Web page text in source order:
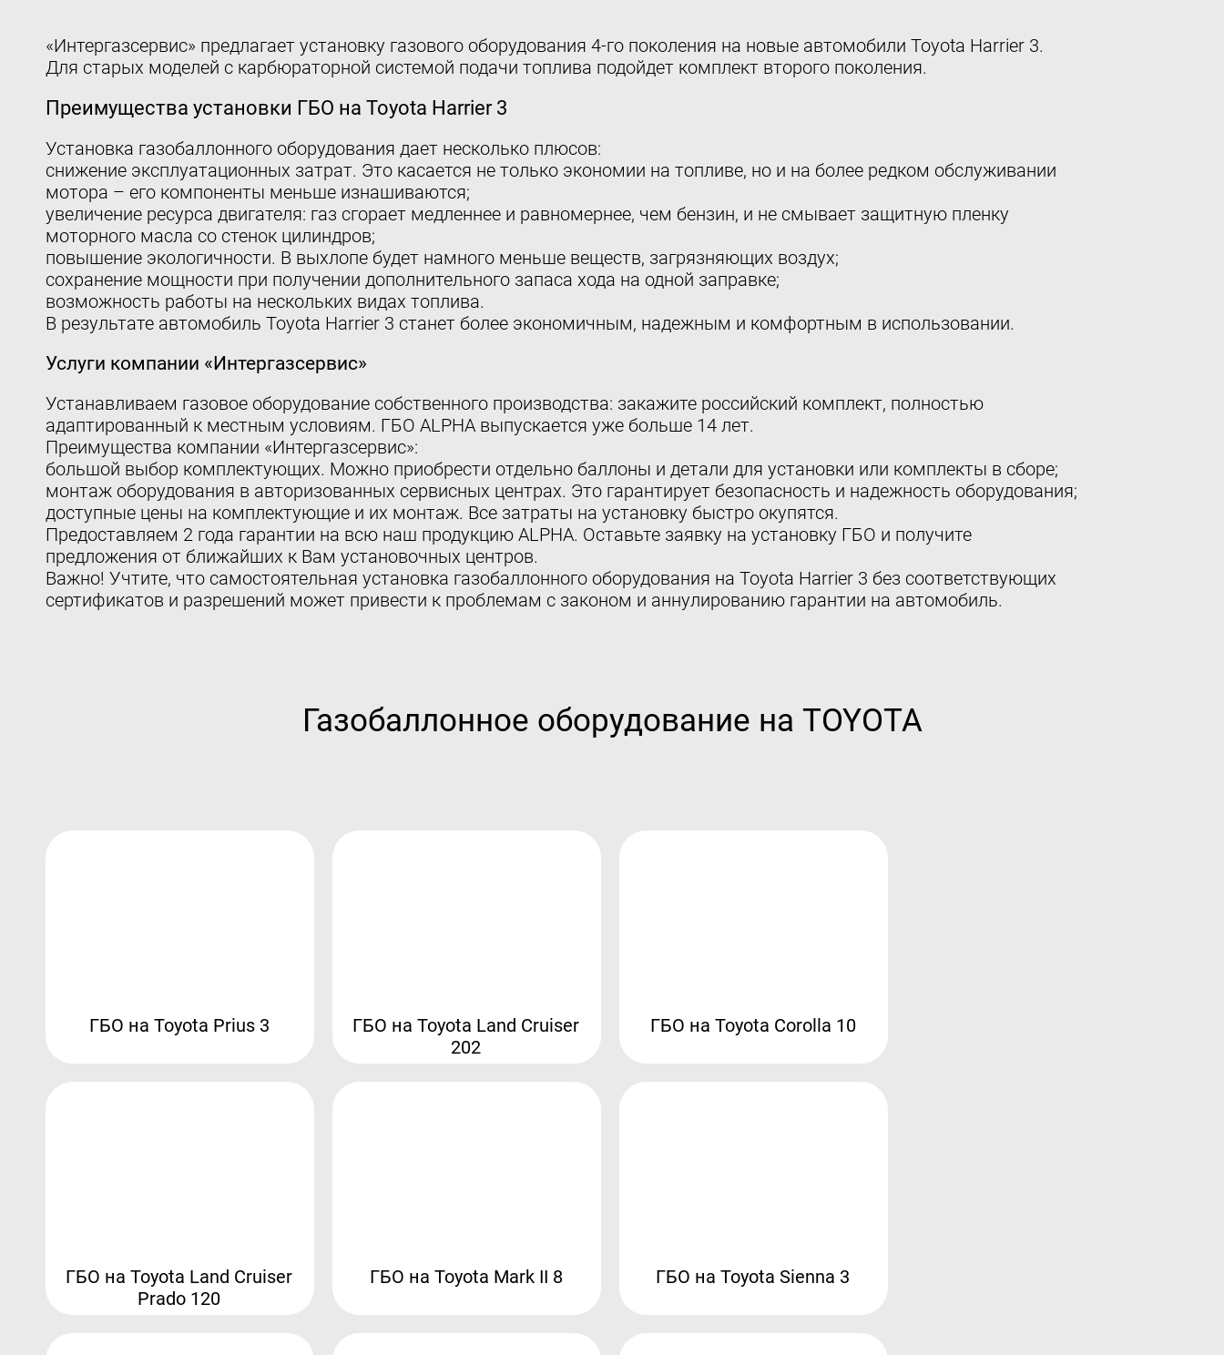
«Интергазсервис» предлагает установку газового оборудования 4-го поколения на новые автомобили Toyota Harrier 3.
Для старых моделей с карбюраторной системой подачи топлива подойдет комплект второго поколения.
Преимущества установки ГБО на Toyota Harrier 3
Установка газобаллонного оборудования дает несколько плюсов:
снижение эксплуатационных затрат. Это касается не только экономии на топливе, но и на более редком обслуживании
мотора – его компоненты меньше изнашиваются;
увеличение ресурса двигателя: газ сгорает медленнее и равномернее, чем бензин, и не смывает защитную пленку
моторного масла со стенок цилиндров;
повышение экологичности. В выхлопе будет намного меньше веществ, загрязняющих воздух;
сохранение мощности при получении дополнительного запаса хода на одной заправке;
возможность работы на нескольких видах топлива.
В результате автомобиль Toyota Harrier 3 станет более экономичным, надежным и комфортным в использовании.
Услуги компании «Интергазсервис»
Устанавливаем газовое оборудование собственного производства: закажите российский комплект, полностью
адаптированный к местным условиям. ГБО ALPHA выпускается уже больше 14 лет.
Преимущества компании «Интергазсервис»:
большой выбор комплектующих. Можно приобрести отдельно баллоны и детали для установки или комплекты в сборе;
монтаж оборудования в авторизованных сервисных центрах. Это гарантирует безопасность и надежность оборудования;
доступные цены на комплектующие и их монтаж. Все затраты на установку быстро окупятся.
Предоставляем 2 года гарантии на всю наш продукцию ALPHA. Оставьте заявку на установку ГБО и получите
предложения от ближайших к Вам установочных центров.
Важно! Учтите, что самостоятельная установка газобаллонного оборудования на Toyota Harrier 3 без соответствующих
сертификатов и разрешений может привести к проблемам с законом и аннулированию гарантии на автомобиль.
Газобаллонное оборудование на TOYOTA
ГБО на Toyota Prius 3
ГБО на Toyota Land Cruiser
202
ГБО на Toyota Corolla 10
ГБО на Toyota Land Cruiser
Prado 120
ГБО на Toyota Mark II 8 ГБО на Toyota Sienna 3